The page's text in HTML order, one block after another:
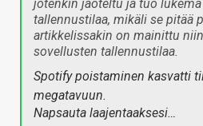
jotenkin jaoteltu ja tuo
tallennustilaa, mikäli se pitää
artikkelissakin on mainittu
sovellusten tallennustilaa.
Spotify poistaminen kasvatti
megatavuun.
Napsauta laajentaaksesi…